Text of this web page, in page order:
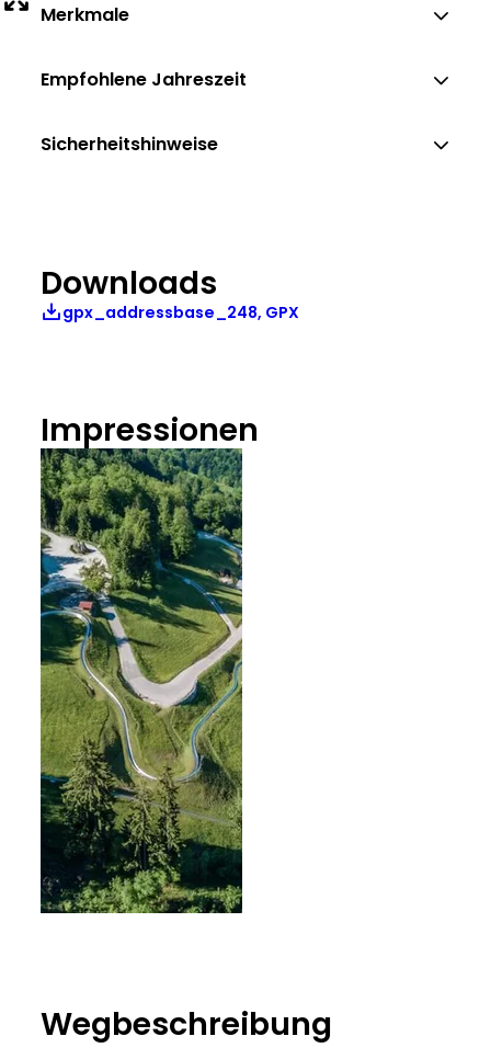
Merkmale
Empfohlene Jahreszeit
Sicherheitshinweise
Downloads
gpx_addressbase_248, GPX
Impressionen
Wegbeschreibung